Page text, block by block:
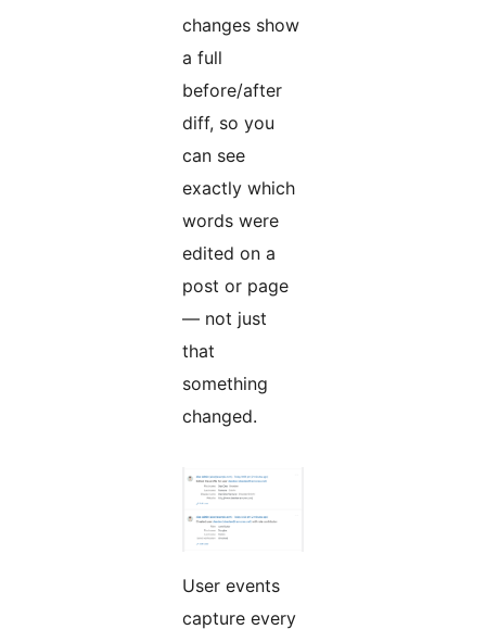
changes show
a full
before/after
diff, so you
can see
exactly which
words were
edited on a
post or page
— not just
that
something
changed.
User events
capture every